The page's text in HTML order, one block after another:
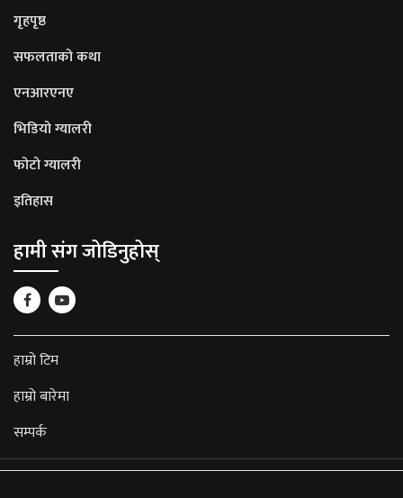
गृहपृष्ठ
सफलताको कथा
एनआरएनए
भिडियो ग्यालरी
फोटो ग्यालरी
इतिहास
हामी संग जोडिनुहोस्
हाम्रो टिम
हाम्रो बारेमा
सम्पर्क